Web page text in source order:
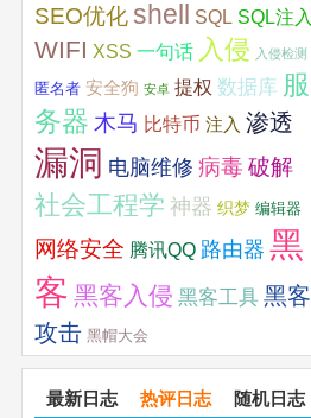
SEO优化 shell SQL SQL注入
WIFI XSS 一句话 入侵 入侵检测
匿名者 安全狗 安卓 提权 数据库 服
务器 木马 比特币 注入 渗透
漏洞 电脑维修 病毒 破解
社会工程学 神器 织梦 编辑器
网络安全 腾讯QQ 路由器 黑
客 黑客入侵 黑客工具 黑客
攻击 黑帽大会
最新日志 热评日志 随机日志